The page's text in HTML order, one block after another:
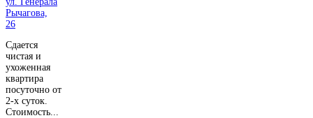
Сдается
чистая и
ухоженная
квартира
посуточно от
2-х суток.
Стоимость...